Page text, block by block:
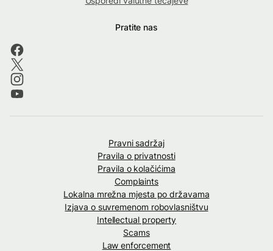
Pratite nas
Pravni sadržaj
Pravila o privatnosti
Pravila o kolačićima
Complaints
Lokalna mrežna mjesta po državama
Izjava o suvremenom robovlasništvu
Intellectual property
Scams
Law enforcement